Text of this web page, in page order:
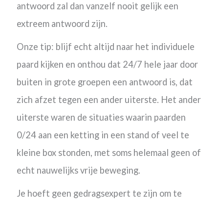
antwoord zal dan vanzelf nooit gelijk een
extreem antwoord zijn.
Onze tip: blijf echt altijd naar het individuele
paard kijken en onthou dat 24/7 hele jaar door
buiten in grote groepen een antwoord is, dat
zich afzet tegen een ander uiterste. Het ander
uiterste waren de situaties waarin paarden
0/24 aan een ketting in een stand of veel te
kleine box stonden, met soms helemaal geen of
echt nauwelijks vrije beweging.
Je hoeft geen gedragsexpert te zijn om te